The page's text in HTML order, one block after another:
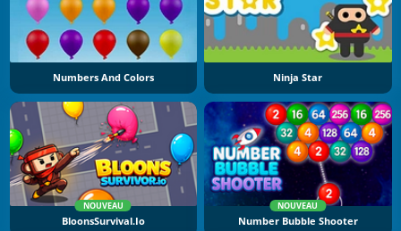
Numbers And Colors Ninja Star
NOUVEAU
BloonsSurvival.io
NOUVEAU
Number Bubble Shooter